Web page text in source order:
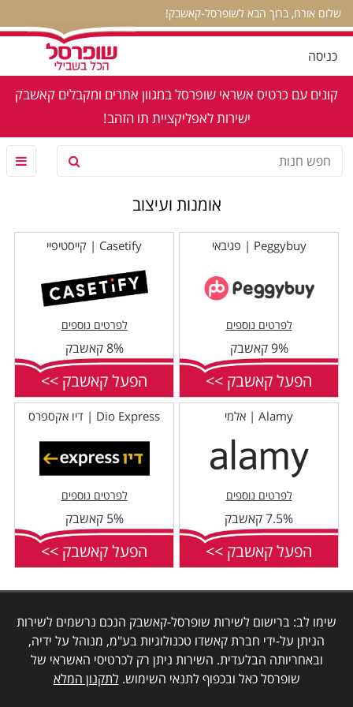
שלום אורח, ברוך הבא לשופרסל-קאשבק!
כניסה
קונים עם כרטיס אשראי שופרסל במגוון אתרים ומקבלים קאשבק
ישירות לאפליקציית תו הזהב!
אומנות ועיצוב
Peggybuy | פגיבאי
לפרטים נוספים
9% קאשבק
הפעל קאשבק >>
Casetify | קייסטיפיי
לפרטים נוספים
8% קאשבק
הפעל קאשבק >>
Alamy | אלמי
לפרטים נוספים
7.5% קאשבק
הפעל קאשבק >>
Dio Express | דיו אקספרס
לפרטים נוספים
5% קאשבק
הפעל קאשבק >>
שימו לב: ברישום לשירות שופרסל-קאשבק הנכם נרשמים לשירות
הניתן על-ידי חברת קאשדו טכנולוגיות בע"מ, מנוהל על ידיה,
ובאחריותה הבלעדית. השירות ניתן רק לכרטיסי האשראי של
שופרסל כאל ובכפוף לתנאי השימוש.לתקנון המלא